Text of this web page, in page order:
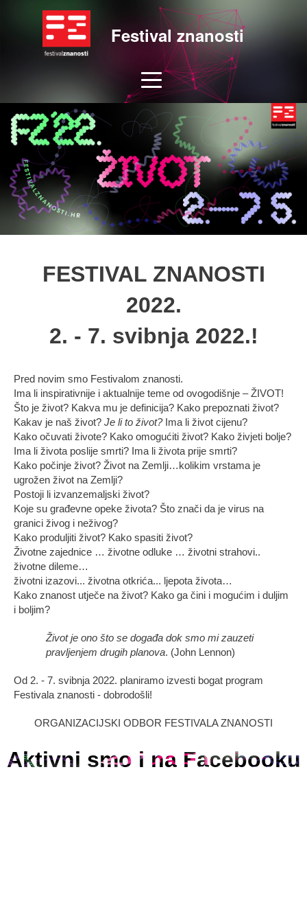
Festival znanosti
FESTIVAL ZNANOSTI
2022.
2. - 7. svibnja 2022.!
Pred novim smo Festivalom znanosti.
Ima li inspirativnije i aktualnije teme od ovogodišnje – ŽIVOT!
Što je život? Kakva mu je definicija? Kako prepoznati život?
Kakav je naš život?Je li to život?Ima li život cijenu?
Kako očuvati živote? Kako omogućiti život? Kako živjeti bolje?
Ima li života poslije smrti? Ima li života prije smrti?
Kako počinje život? Život na Zemlji…kolikim vrstama je
ugrožen život na Zemlji?
Postoji li izvanzemaljski život?
Koje su građevne opeke života? Što znači da je virus na
granici živog i neživog?
Kako produljiti život? Kako spasiti život?
Životne zajednice … životne odluke … životni strahovi..
životne dileme…
životni izazovi... životna otkrića... ljepota života…
Kako znanost utječe na život? Kako ga čini i mogućim i duljim
i boljim?
Život je ono što se događa dok smo mi zauzeti
pravljenjem drugih planova. (John Lennon)
Od 2. - 7. svibnja 2022. planiramo izvesti bogat program
Festivala znanosti - dobrodošli!
ORGANIZACIJSKI ODBOR FESTIVALA ZNANOSTI
Aktivni smo i na Facebooku